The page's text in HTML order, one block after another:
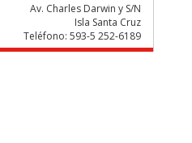
Av. Charles Darwin y S/N
Isla Santa Cruz
Teléfono: 593-5 252-6189